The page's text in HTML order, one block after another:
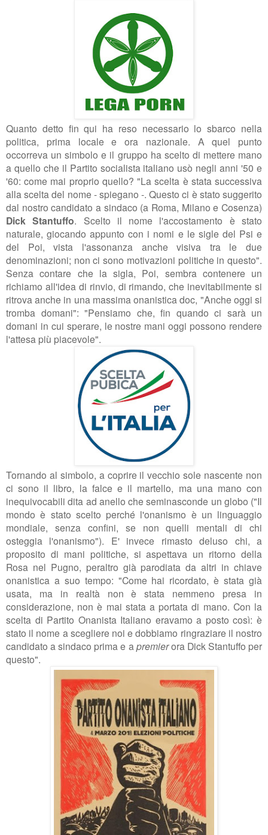
Quanto detto fin qui ha reso necessario lo sbarco nella
politica, prima locale e ora nazionale. A quel punto
occorreva un simbolo e il gruppo ha scelto di mettere mano
a quello che il Partito socialista italiano usò negli anni '50 e
'60: come mai proprio quello? "La scelta è stata successiva
alla scelta del nome - spiegano -. Questo ci è stato suggerito
dal nostro candidato a sindaco (a Roma, Milano e Cosenza)
Dick Stantuffo. Scelto il nome l'accostamento è stato
naturale, giocando appunto con i nomi e le sigle del Psi e
del Poi, vista l'assonanza anche visiva tra le due
denominazioni; non ci sono motivazioni politiche in questo".
Senza contare che la sigla, Poi, sembra contenere un
richiamo all'idea di rinvio, di rimando, che inevitabilmente si
ritrova anche in una massima onanistica doc, "Anche oggi si
tromba domani": "Pensiamo che, fin quando ci sarà un
domani in cui sperare, le nostre mani oggi possono rendere
l'attesa più piacevole".
Tornando al simbolo, a coprire il vecchio sole nascente non
ci sono il libro, la falce e il martello, ma una mano con
inequivocabili dita ad anello che seminasconde un globo ("Il
mondo è stato scelto perché l'onanismo è un linguaggio
mondiale, senza confini, se non quelli mentali di chi
osteggia l'onanismo"). E' invece rimasto deluso chi, a
proposito di mani politiche, si aspettava un ritorno della
Rosa nel Pugno, peraltro già parodiata da altri in chiave
onanistica a suo tempo: "Come hai ricordato, è stata già
usata, ma in realtà non è stata nemmeno presa in
considerazione, non è mai stata a portata di mano. Con la
scelta di Partito Onanista Italiano eravamo a posto così: è
stato il nome a scegliere noi e dobbiamo ringraziare il nostro
candidato a sindaco prima e a premierora Dick Stantuffo per
questo".